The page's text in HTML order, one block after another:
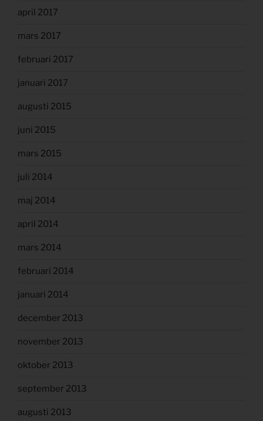
april 2017
mars 2017
februari 2017
januari 2017
augusti 2015
juni 2015
mars 2015
juli 2014
maj 2014
april 2014
mars 2014
februari 2014
januari 2014
december 2013
november 2013
oktober 2013
september 2013
augusti 2013